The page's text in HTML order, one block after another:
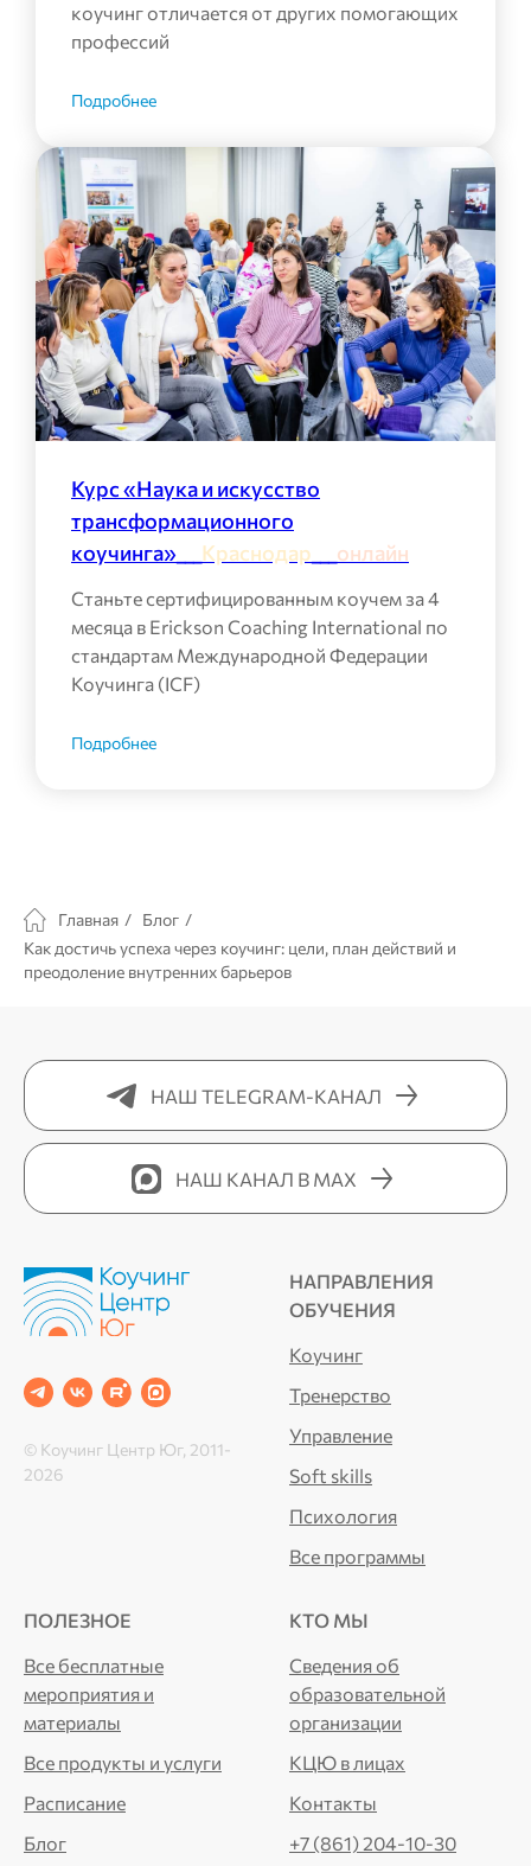
коучинг отличается от других помогающих
профессий
Подробнее
Курс «Наука и искусство
трансформационного
коучинга»___ Краснодар онлайн
Станьте сертифицированным коучем за 4
месяца в Erickson Coaching International по
стандартам Международной Федерации
Коучинга (ICF)
Подробнее
Главная / Блог /
Как достичь успеха через коучинг: цели, план действий и
преодоление внутренних барьеров
НАШ TELEGRAM-КАНАЛ
НАШ КАНАЛ В MAX
© Коучинг Центр Юг, 2011‐
2026
НАПРАВЛЕНИЯ
ОБУЧЕНИЯ
Коучинг
Тренерство
Управление
Soft skills
Психология
Все программы
ПОЛЕЗНОЕ
Все бесплатные
мероприятия и
материалы
Все продукты и услуги
Расписание
Блог
КТО МЫ
Сведения об
образовательной
организации
КЦЮ в лицах
Контакты
+7 (861) 204-10-30